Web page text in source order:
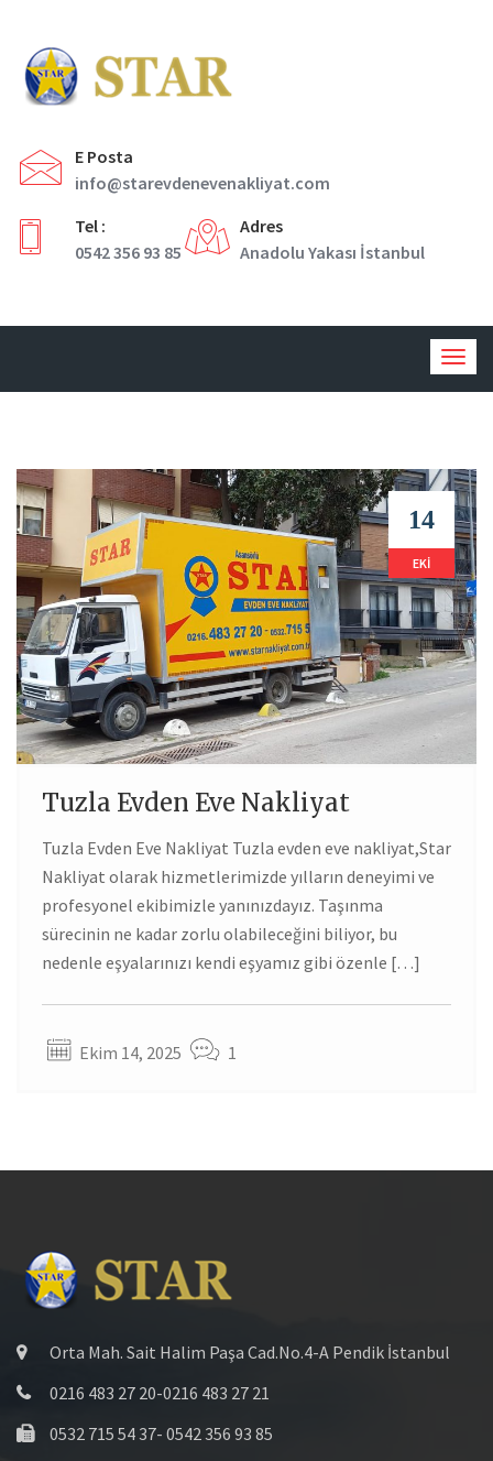
E Posta
info@starevdenevenakliyat.com
Tel :
0542 356 93 85
Adres
Anadolu Yakası İstanbul
14
EKI
Tuzla Evden Eve Nakliyat
Tuzla Evden Eve Nakliyat Tuzla evden eve nakliyat,Star
Nakliyat olarak hizmetlerimizde yılların deneyimi ve
profesyonel ekibimizle yanınızdayız. Taşınma
sürecinin ne kadar zorlu olabileceğini biliyor, bu
nedenle eşyalarınızı kendi eşyamız gibi özenle […]
Ekim 14, 2025 1
Orta Mah. Sait Halim Paşa Cad.No.4-A Pendik İstanbul
0216 483 27 20-0216 483 27 21
0532 715 54 37- 0542 356 93 85